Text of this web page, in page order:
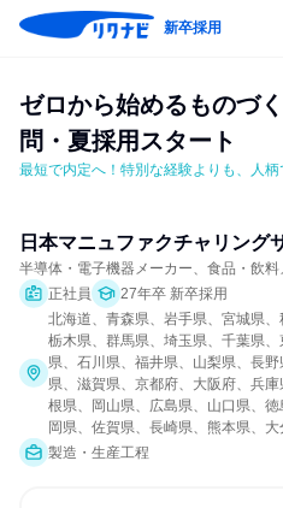
新卒採用
ゼロから始めるものづ
問・夏採用スタート
最短で内定へ！特別な経験よりも、人
日本マニュファクチャリング
半導体・電子機器メーカー、食品・飲
正社員
27年卒 新卒採用
北海道、青森県、岩手県、宮城県
栃木県、群馬県、埼玉県、千葉県
県、石川県、福井県、山梨県、長
県、滋賀県、京都府、大阪府、兵
根県、岡山県、広島県、山口県、
岡県、佐賀県、長崎県、熊本県、
製造・生産工程